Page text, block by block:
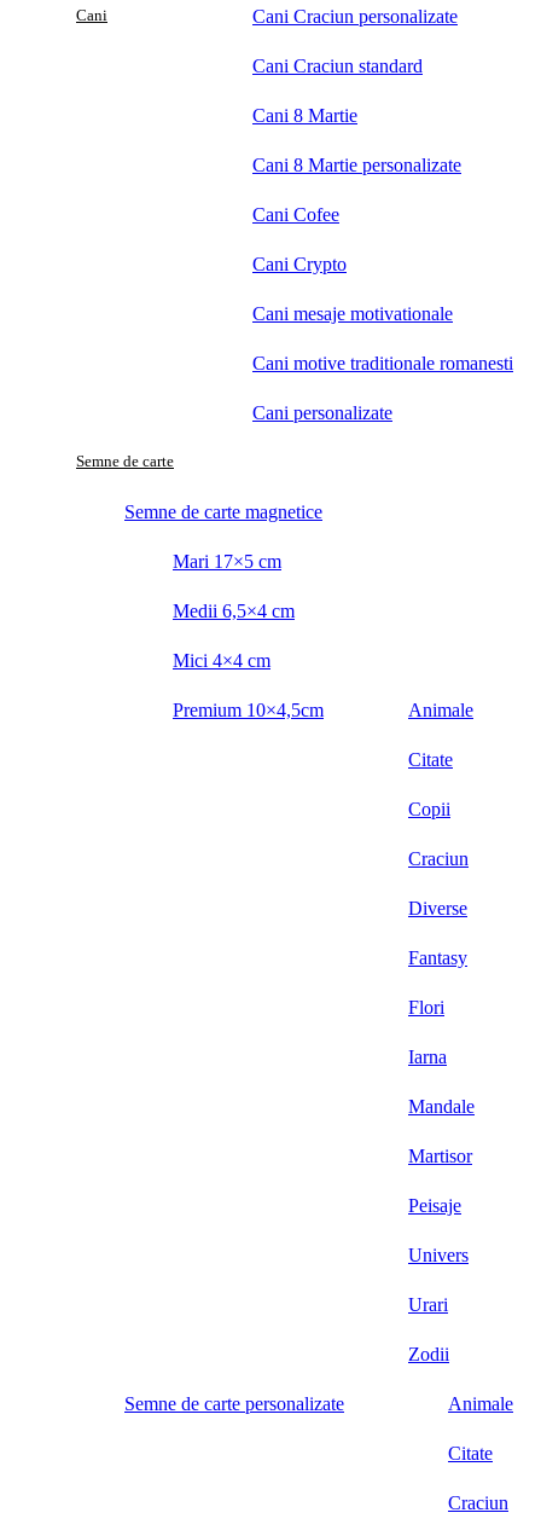
Cani Cani Craciun personalizate
Cani Craciun standard
Cani 8 Martie
Cani 8 Martie personalizate
Cani Cofee
Cani Crypto
Cani mesaje motivationale
Cani motive traditionale romanesti
Cani personalizate
Semne de carte
Semne de carte magnetice
Mari 17×5 cm
Medii 6,5×4 cm
Mici 4×4 cm
Premium 10×4,5cm Animale
Citate
Copii
Craciun
Diverse
Fantasy
Flori
Iarna
Mandale
Martisor
Peisaje
Univers
Urari
Zodii
Semne de carte personalizate Animale
Citate
Craciun